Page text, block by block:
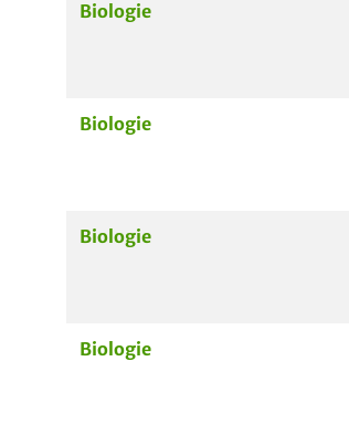
Biologie
Biologie
Biologie
Biologie